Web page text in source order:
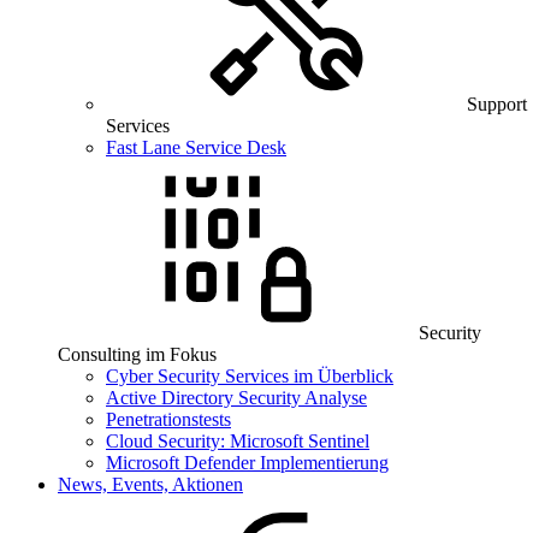
Support
Services
Fast Lane Service Desk
Security
Consulting im Fokus
Cyber Security Services im Überblick
Active Directory Security Analyse
Penetrationstests
Cloud Security: Microsoft Sentinel
Microsoft Defender Implementierung
News, Events, Aktionen